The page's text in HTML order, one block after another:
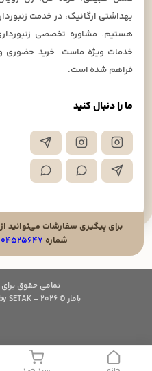
ما را دنبال کنید
بهداشتی ارگانیک، در خدمت
هستیم. مشاوره تخصصی
خدمات ویژه ماست. خرید حضوری و
فراهم شده است.
شماره
تمامی حقوق
بامار © 2026 - Design & Development by SETAK